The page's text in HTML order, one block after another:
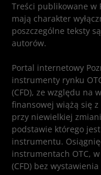
Treści publikowane w
mają charakter
poszczególne teksty
autorów.
Portal internetowy
instrumenty rynku
(CFD), ze względu na
finansowej wiążą się
przy niewielkiej
podstawie którego
instrumentu.
instrumentach OTC,
(CFD) bez